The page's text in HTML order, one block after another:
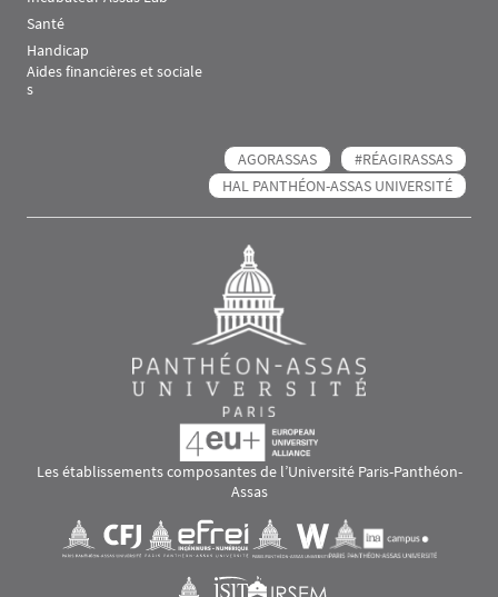
Santé
Handicap
Aides financières et sociale
s
AGORASSAS
#RÉAGIRASSAS
HAL PANTHÉON-ASSAS UNIVERSITÉ
Les établissements composantes de l’Université Paris-Panthéon-
Assas
Visuel svgVisuel svg Visuel svgVisuel svg
Visuel svgVisuel svg